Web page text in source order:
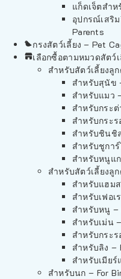
แก็ดเจ็ตสำห
อุปกรณ์เสริ
Parents
กรงสัตว์เลี้ยง – Pet
เลือกซื้อตามหมวดสัตว์
สำหรับสัตว์เลี้ยงลู
สำหรับสุนัข
สำหรับแมว
สำหรับกระ
สำหรับกระ
สำหรับชินชิ
สำหรับชูการ์
สำหรับหนูแ
สำหรับสัตว์เลี้ยงลู
สำหรับแฮมส
สำหรับเฟอเ
สำหรับหนู –
สำหรับเม่น
สำหรับกระ
สำหรับลิง –
สำหรับเมียร์
สำหรับนก – For